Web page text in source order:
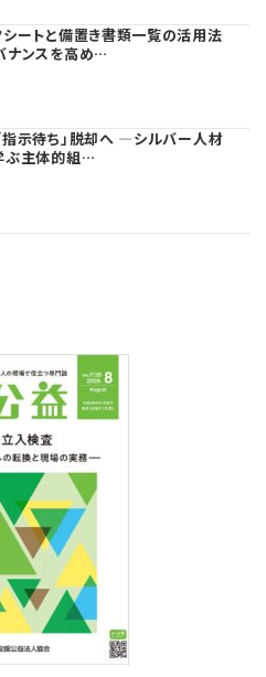
シートと備置き書類一覧の活用法
ンスを高め…
指示待ち」脱却へ ―シルバー人材
ぶ主体的組…